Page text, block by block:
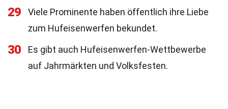
29
Viele Prominente haben öffentlich ihre Liebe
zum Hufeisenwerfen bekundet.
30
Es gibt auch Hufeisenwerfen-Wettbewerbe
auf Jahrmärkten und Volksfesten.